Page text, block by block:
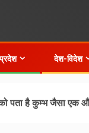
देश-विदेश
पता है कुम्भ जैसा एक और